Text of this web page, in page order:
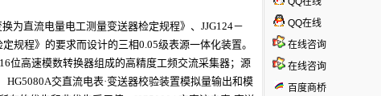
为直流电量电工测量变送器检定规程》、JJG124－
规程》的要求而设计的三相0.05级表源一体化装置。
位高速模数转换器组成的高精度工频交流采集器；源
HG5080A交直流电表·变送器校验装置模拟量输出和模
QQ在线
在线咨询
在线咨询
百度商桥